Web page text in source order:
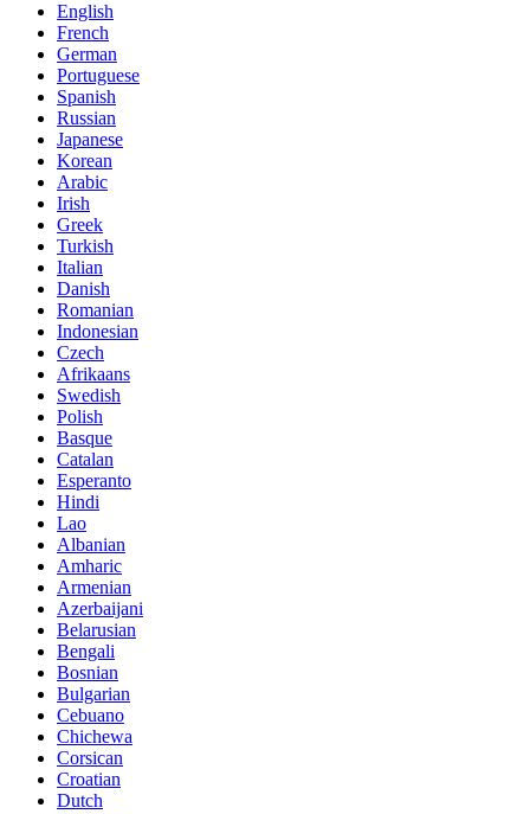
English
French
German
Portuguese
Spanish
Russian
Japanese
Korean
Arabic
Irish
Greek
Turkish
Italian
Danish
Romanian
Indonesian
Czech
Afrikaans
Swedish
Polish
Basque
Catalan
Esperanto
Hindi
Lao
Albanian
Amharic
Armenian
Azerbaijani
Belarusian
Bengali
Bosnian
Bulgarian
Cebuano
Chichewa
Corsican
Croatian
Dutch